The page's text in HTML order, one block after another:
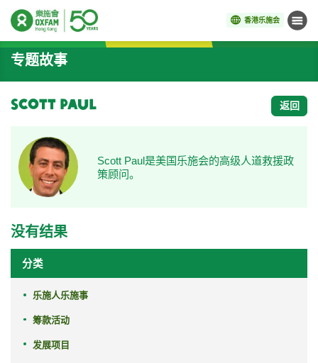
香港乐施会 菜单
开始主要内容
专题故事
Scott Paul 返回
Scott Paul是美国乐施会的高级人道救援政
策顾问。
没有结果
分类
乐施人乐施事
筹款活动
发展项目